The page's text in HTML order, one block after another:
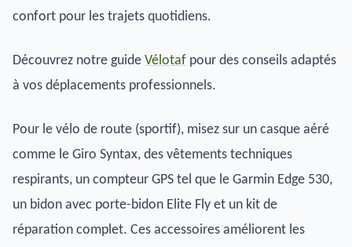
confort pour les trajets quotidiens.
Découvrez notre guide Vélotaf pour des conseils adaptés
à vos déplacements professionnels.
Pour le vélo de route (sportif), misez sur un casque aéré
comme le Giro Syntax, des vêtements techniques
respirants, un compteur GPS tel que le Garmin Edge 530,
un bidon avec porte-bidon Elite Fly et un kit de
réparation complet. Ces accessoires améliorent les